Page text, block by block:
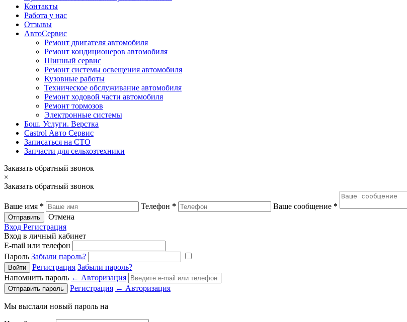
Контакты
Работа у нас
Отзывы
АвтоСервис
Ремонт двигателя автомобиля
Ремонт кондиционеров автомобиля
Шинный сервис
Ремонт системы освещения автомобиля
Кузовные работы
Техническое обслуживание автомобиля
Ремонт ходовой части автомобиля
Ремонт тормозов
Электронные системы
Бош. Услуги. Верстка
Castrol Авто Сервис
Записаться на СТО
Запчасти для сельхозтехники
Заказать обратный звонок
×
Заказать обратный звонок
Ваше имя * Телефон * Ваше сообщение *
Отправить
Отмена
Вход Регистрация
Вход в личный кабинет
E-mail или телефон
Пароль Забыли пароль?
Регистрация Забыли пароль?
Напомнить пароль ← Авторизация
Регистрация ← Авторизация
Мы выслали новый пароль на